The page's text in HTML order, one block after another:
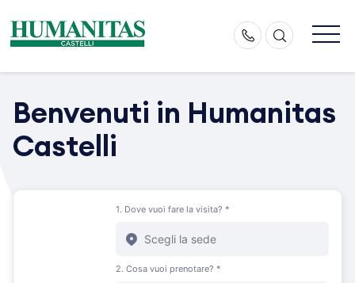
content
Benvenuti in Humanitas
Castelli
1. Dove vuoi fare la visita? *
2. Cosa vuoi prenotare? *